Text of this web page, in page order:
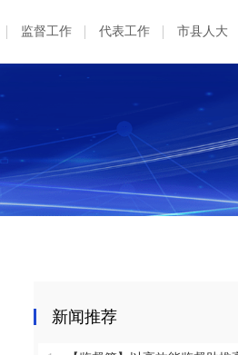
监督工作 代表工作 市县人大
新闻推荐